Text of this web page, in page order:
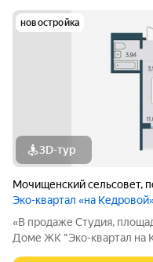
новостройка
3D-тур
Мочищенский сельсовет,
Эко-квартал «на
«В продаже Студия,
Доме ЖК "Эко-квартал на